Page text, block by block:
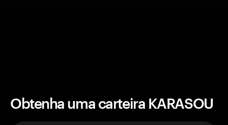
Obtenha uma carteira KARASOU